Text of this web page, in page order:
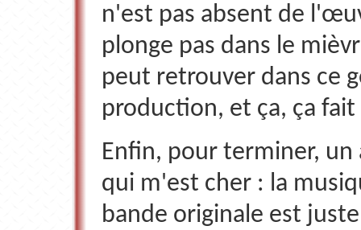
n'est pas absent de
plonge pas dans le
peut retrouver dans ce
production, et ça, ça fait
Enfin, pour terminer,
qui m'est cher : la
bande originale est